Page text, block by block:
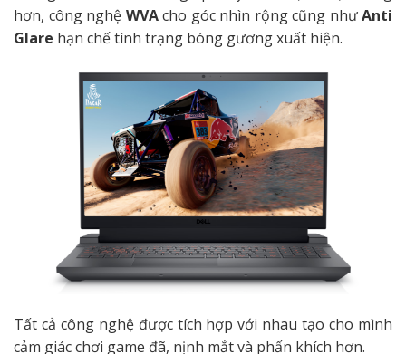
hơn, công nghệ WVAcho góc nhìn rộng cũng nhưAnti
Glare hạn chế tình trạng bóng gương xuất hiện.
Tất cả công nghệ được tích hợp với nhau tạo cho mình
cảm giác chơi game đã, nịnh mắt và phấn khích hơn.